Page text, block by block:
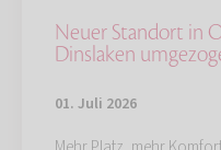
Neuer Standort in
Dinslaken
01. Juli 2026